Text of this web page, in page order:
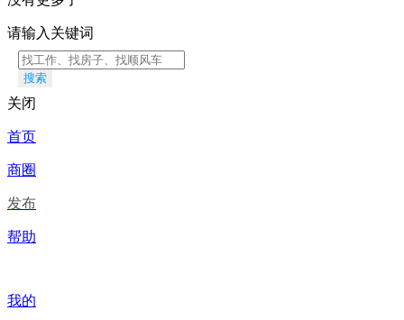
请输入关键词
搜索
关闭
首页
商圈
发布
帮助
我的